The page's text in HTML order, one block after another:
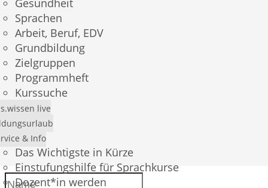
Gesundheit
Sprachen
Arbeit, Beruf, EDV
Grundbildung
Zielgruppen
Programmheft
Kurssuche
live
& Info
Das Wichtigste in Kürze
Einstufungshilfe für Sprachkurse
Dozent*in werden
Passwort vergessen?
Registrierung
E-Mail *
Name *